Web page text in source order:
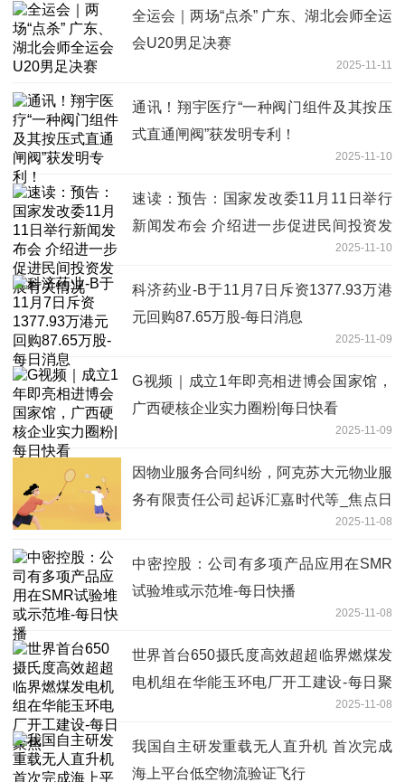
全运会｜两场“点杀” 广东、湖北会师全运
会U20男足决赛
2025-11-11
通讯！翔宇医疗“一种阀门组件及其按压
式直通闸阀”获发明专利！
2025-11-10
速读：预告：国家发改委11月11日举行
新闻发布会 介绍进一步促进民间投资发
2025-11-10
科济药业-B于11月7日斥资1377.93万港
元回购87.65万股-每日消息
2025-11-09
G视频｜成立1年即亮相进博会国家馆，
广西硬核企业实力圈粉|每日快看
2025-11-09
因物业服务合同纠纷，阿克苏大元物业服
务有限责任公司起诉汇嘉时代等_焦点日
2025-11-08
中密控股：公司有多项产品应用在SMR
试验堆或示范堆-每日快播
2025-11-08
世界首台650摄氏度高效超超临界燃煤发
电机组在华能玉环电厂开工建设-每日聚
2025-11-08
我国自主研发重载无人直升机 首次完成
海上平台低空物流验证飞行